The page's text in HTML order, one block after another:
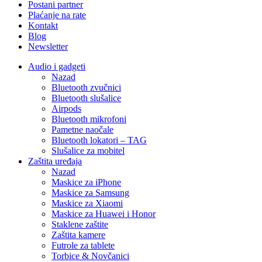
Postani partner
Plaćanje na rate
Kontakt
Blog
Newsletter
Audio i gadgeti
Nazad
Bluetooth zvučnici
Bluetooth slušalice
Airpods
Bluetooth mikrofoni
Pametne naočale
Bluetooth lokatori – TAG
Slušalice za mobitel
Zaštita uređaja
Nazad
Maskice za iPhone
Maskice za Samsung
Maskice za Xiaomi
Maskice za Huawei i Honor
Staklene zaštite
Zaštita kamere
Futrole za tablete
Torbice & Novčanici